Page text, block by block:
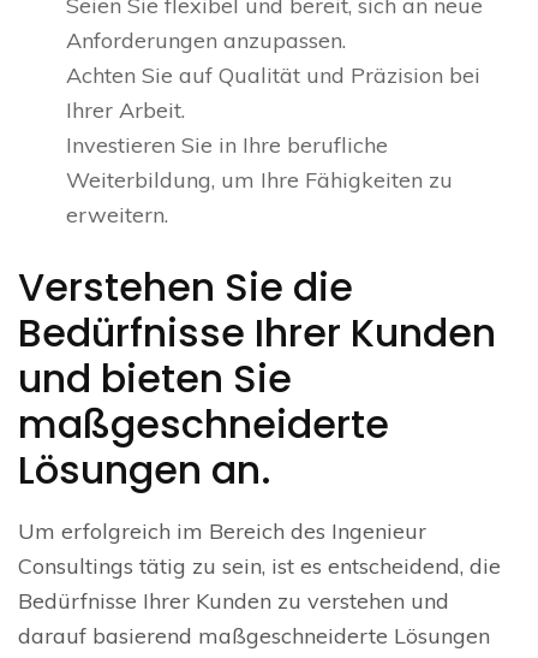
Seien Sie flexibel und bereit, sich an neue
Anforderungen anzupassen.
Achten Sie auf Qualität und Präzision bei
Ihrer Arbeit.
Investieren Sie in Ihre berufliche
Weiterbildung, um Ihre Fähigkeiten zu
erweitern.
Verstehen Sie die
Bedürfnisse Ihrer Kunden
und bieten Sie
maßgeschneiderte
Lösungen an.
Um erfolgreich im Bereich des Ingenieur
Consultings tätig zu sein, ist es entscheidend, die
Bedürfnisse Ihrer Kunden zu verstehen und
darauf basierend maßgeschneiderte Lösungen